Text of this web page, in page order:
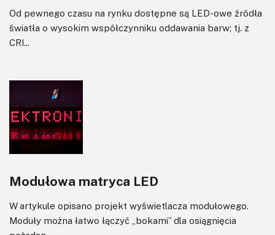
Od pewnego czasu na rynku dostępne są LED-owe źródła
światła o wysokim współczynniku oddawania barw; tj. z
CRI...
Modułowa matryca LED
W artykule opisano projekt wyświetlacza modułowego.
Moduły można łatwo łączyć „bokami” dla osiągnięcia